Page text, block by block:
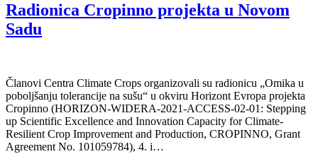
Radionica Cropinno projekta u Novom
Sadu
Članovi Centra Climate Crops organizovali su radionicu „Omika u
poboljšanju tolerancije na sušu“ u okviru Horizont Evropa projekta
Cropinno (HORIZON-WIDERA-2021-ACCESS-02-01: Stepping
up Scientific Excellence and Innovation Capacity for Climate-
Resilient Crop Improvement and Production, CROPINNO, Grant
Agreement No. 101059784), 4. i…